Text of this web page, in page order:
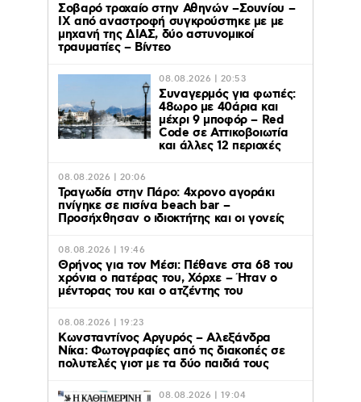
Σοβαρό τροχαίο στην Αθηνών –Σουνίου –
ΙΧ από αναστροφή συγκρούστηκε με με
μηχανή της ΔΙΑΣ, δύο αστυνομικοί
τραυματίες – Βίντεο
08.08.2026 | 20:53
Συναγερμός για φωτιές:
48ωρο με 40άρια και
μέχρι 9 μποφόρ – Red
Code σε Αττικοβοιωτία
και άλλες 12 περιοχές
08.08.2026 | 20:06
Τραγωδία στην Πάρο: 4χρονο αγοράκι
πνίγηκε σε πισίνα beach bar –
Προσήχθησαν ο ιδιοκτήτης και οι γονείς
08.08.2026 | 19:46
Θρήνος για τον Μέσι: Πέθανε στα 68 του
χρόνια ο πατέρας του, Χόρχε – Ήταν ο
μέντορας του και ο ατζέντης του
08.08.2026 | 19:23
Κωνσταντίνος Αργυρός – Αλεξάνδρα
Νίκα: Φωτογραφίες από τις διακοπές σε
πολυτελές γιοτ με τα δύο παιδιά τους
08.08.2026 | 19:04